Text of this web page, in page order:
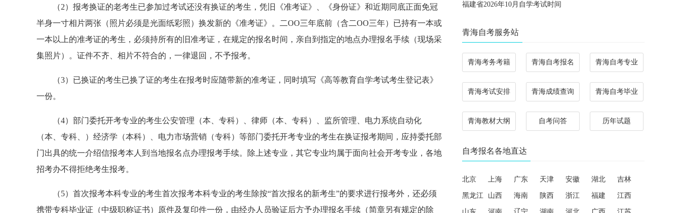
（2）报考换证的老考生已参加过考试还没有换证的考生，凭旧《准考证》、《身份证》和近期同底正面免冠
半身一寸相片两张（照片必须是光面纸彩照）换发新的《准考证》。二OO三年底前（含二OO三年）已持有一本或
一本以上的准考证的考生，必须持所有的旧准考证，在规定的报名时间，亲自到指定的地点办理报名手续（现场采
集照片）。证件不齐、相片不符合的，一律退回，不予报考。
（3）已换证的考生已换了证的考生在报考时应随带新的准考证，同时填写《高等教育自学考试考生登记表》
一份。
（4）部门委托开考专业的考生公安管理（本、专科）、律师（本、专科）、监所管理、电力系统自动化
（本、专科、）经济学（本科）、电力市场营销（专科）等部门委托开考专业的考生在换证报考期间，应持委托部
门出具的统一介绍信报考本人到当地报名点办理报考手续。除上述专业，其它专业均属于面向社会开考专业，各地
招考办不得拒绝考生报考。
（5）首次报考本科专业的考生首次报考本科专业的考生除按“首次报名的新考生”的要求进行报考外，还必须
携带专科毕业证（中级职称证书）原件及复印件一份，由经办人员验证后方予办理报名手续（简章另有规定的除
福建省2026年10月自学考试时间
青海自考服务站
青海考务考籍 青海自考报名 青海自考专业
青海考试安排 青海成绩查询 青海自考毕业
青海教材大纲 自考问答 历年试题
自考报名各地直达
北京 上海 广东 天津 安徽 湖北 吉林
黑龙江 山西 海南 陕西 浙江 福建 江西